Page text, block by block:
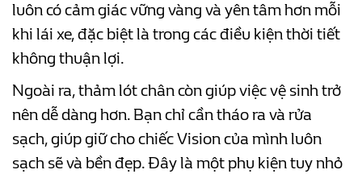
luôn có cảm giác vững vàng và yên tâm hơn mỗi
khi lái xe, đặc biệt là trong các điều kiện thời tiết
không thuận lợi.
Ngoài ra, thảm lót chân còn giúp việc vệ sinh trở
nên dễ dàng hơn. Bạn chỉ cần tháo ra và rửa
sạch, giúp giữ cho chiếc Vision của mình luôn
sạch sẽ và bền đẹp. Đây là một phụ kiện tuy nhỏ